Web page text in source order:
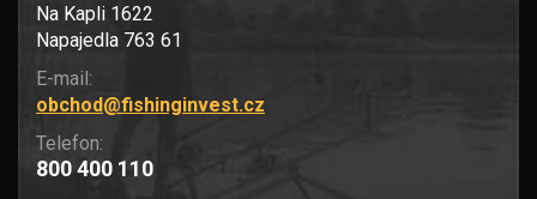
Na Kapli 1622
Napajedla 763 61
E-mail:
obchod@fishinginvest.cz
Telefon:
800 400 110